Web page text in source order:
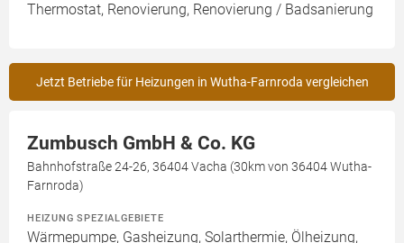
Thermostat, Renovierung, Renovierung / Badsanierung
Jetzt Betriebe für Heizungen in Wutha-Farnroda vergleichen
Zumbusch GmbH & Co. KG
Bahnhofstraße 24-26, 36404 Vacha (30km von 36404 Wutha-
Farnroda)
HEIZUNG SPEZIALGEBIETE
Wärmepumpe, Gasheizung, Solarthermie, Ölheizung,